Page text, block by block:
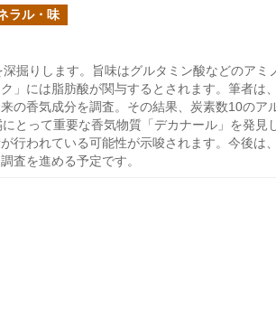
ラル・味
掘りします。旨味はグルタミン酸などのアミ
」には脂肪酸が関与するとされます。筆者は
の香気成分を調査。その結果、炭素数10のア
とって重要な香気物質「デカナール」を発見
行われている可能性が示唆されます。今後は
査を進める予定です。